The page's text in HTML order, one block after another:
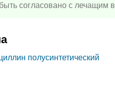
согласовано с лечащим
полусинтетический